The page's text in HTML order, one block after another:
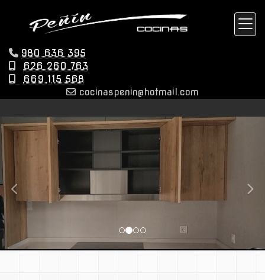
980 636 395
626 260 763
669 115 568
cocinaspenin
hotmail.com
prev